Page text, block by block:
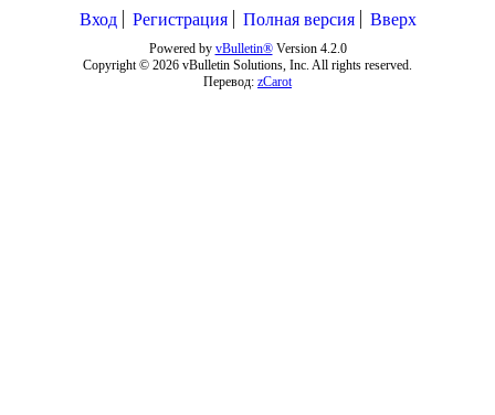
Вход Регистрация Полная версия Вверх
Powered by vBulletin®Version 4.2.0
Copyright © 2026 vBulletin Solutions, Inc. All rights reserved.
Перевод: zCarot